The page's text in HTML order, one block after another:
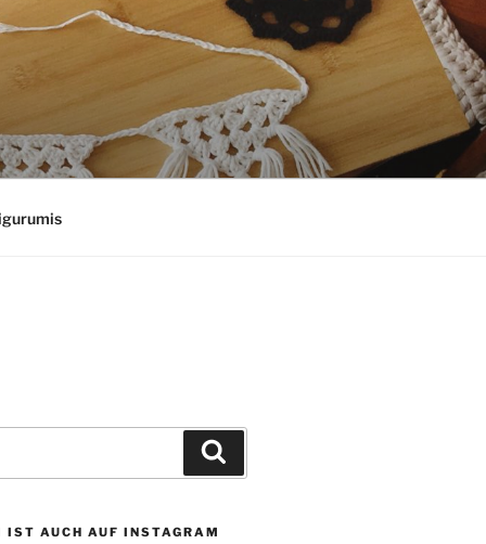
IST AUCH AUF INSTAGRAM